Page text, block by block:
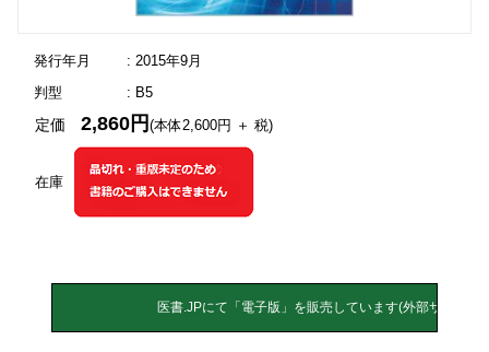
発行年月
: 2015年9月
判型
: B5
在庫
定価2,860円(本体2,600円 ＋ 税)